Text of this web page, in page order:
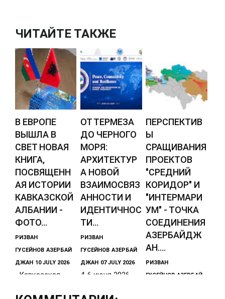
ЧИТАЙТЕ ТАКЖЕ
В ЕВРОПЕ
ВЫШЛА В
СВЕТ НОВАЯ
КНИГА,
ПОСВЯЩЕНН
АЯ ИСТОРИИ
КАВКАЗСКОЙ
АЛБАНИИ -
ФОТО...
РИЗВАН
ГУСЕЙНОВ АЗЕРБАЙ
ДЖАН 10 JULY 2026
Кавказская
ОТ ТЕРМЕЗА
ДО ЧЕРНОГО
МОРЯ:
АРХИТЕКТУР
А НОВОЙ
ВЗАИМОСВЯЗ
АННОСТИ И
ИДЕНТИЧНОС
ТИ...
РИЗВАН
ГУСЕЙНОВ АЗЕРБАЙ
ДЖАН 07 JULY 2026
4-6 июня 2026
ПЕРСПЕКТИВ
Ы
СРАЩИВАНИЯ
ПРОЕКТОВ
"СРЕДНИЙ
КОРИДОР" И
"ИНТЕРМАРИ
УМ" - ТОЧКА
СОЕДИНЕНИЯ
АЗЕРБАЙДЖ
АН....
РИЗВАН
ГУСЕЙНОВ АЗЕРБАЙ